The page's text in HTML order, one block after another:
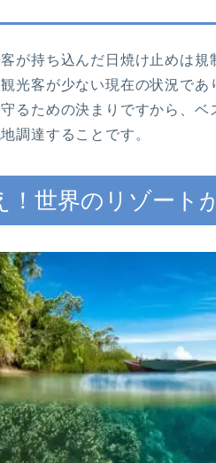
が持ち込んだ日焼け止めは
光客が少ない現在の状況で
るための決まりですから、
調達することです。
！世界のリゾート